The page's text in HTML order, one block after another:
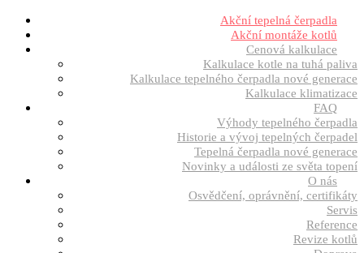
Akční tepelná čerpadla
Akční montáže kotlů
Cenová kalkulace
Kalkulace kotle na tuhá paliva
Kalkulace tepelného čerpadla nové generace
Kalkulace klimatizace
FAQ
Výhody tepelného čerpadla
Historie a vývoj tepelných čerpadel
Tepelná čerpadla nové generace
Novinky a události ze světa topení
O nás
Osvědčení, oprávnění, certifikáty
Servis
Reference
Revize kotlů